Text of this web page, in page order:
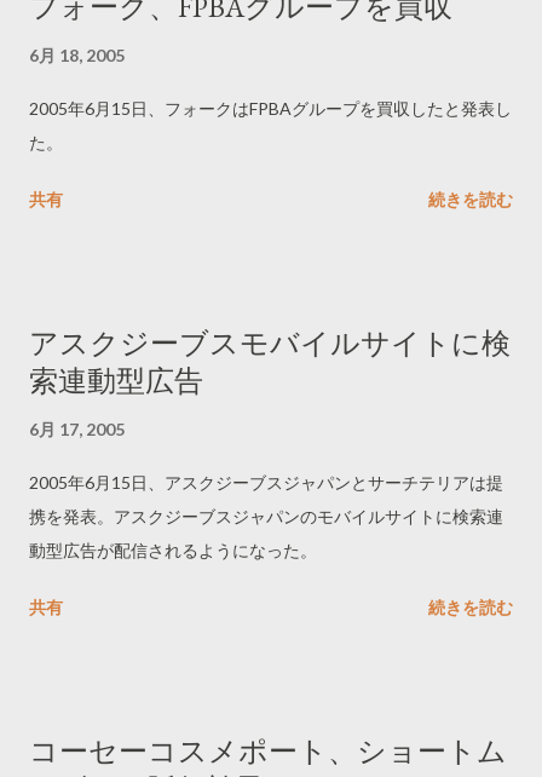
6月 18, 2005
2005年6月15日、フォークはFPBAグループを買収したと発表し
た。
共有 続きを読む
アスクジーブスモバイルサイトに検
索連動型広告
6月 17, 2005
2005年6月15日、アスクジーブスジャパンとサーチテリアは提
携を発表。アスクジーブスジャパンのモバイルサイトに検索連
動型広告が配信されるようになった。
共有 続きを読む
コーセーコスメポート、ショートム